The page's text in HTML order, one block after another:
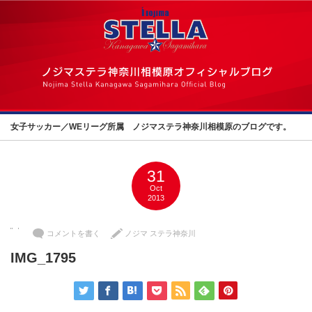
女子サッカー／WEリーグ所属 ノジマステラ神奈川相模原のブログです。
31
Oct
2013
コメントを書く ノジマ ステラ神奈川
IMG_1795